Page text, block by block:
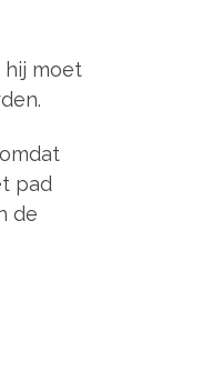
hij moet
pad
de